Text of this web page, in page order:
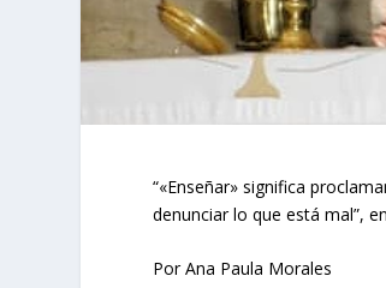
“«Enseñar» significa
denunciar lo que está mal”,
Por Ana Paula Morales